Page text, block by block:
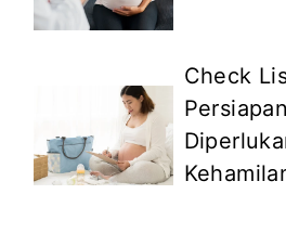
Check